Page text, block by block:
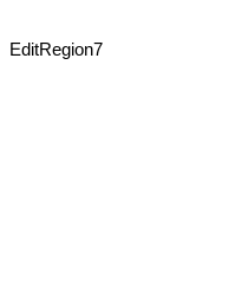
EditRegion7